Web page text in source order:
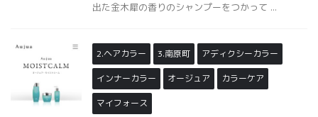
出た金木犀の香りのシャンプーをつかって ...
2.ヘアカラー 3.南原町 アディクシーカラー
インナーカラー オージュア カラーケア
マイフォース